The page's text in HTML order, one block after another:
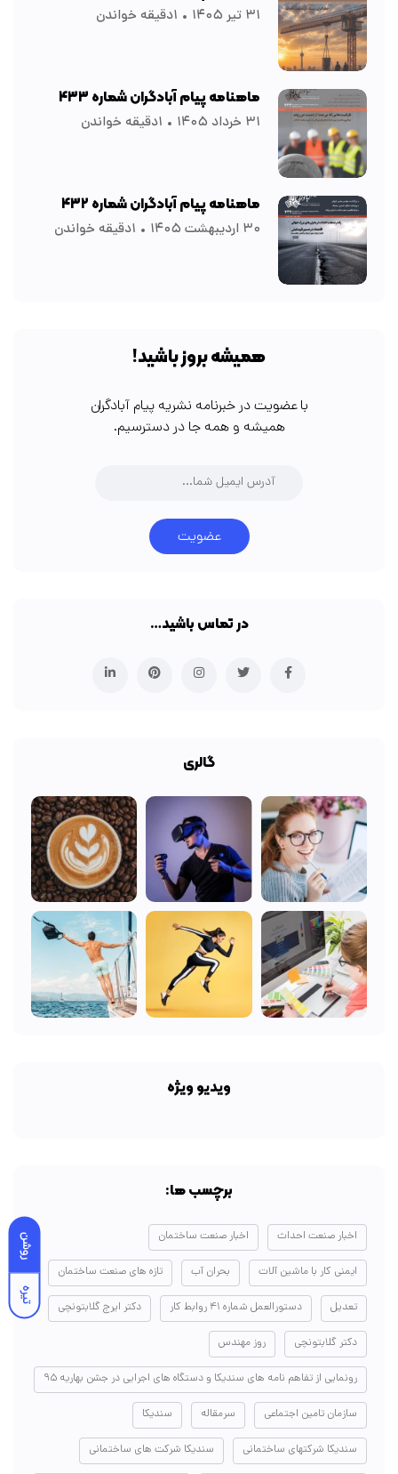
روشن
تیره
۳۱ تیر ۱۴۰۵ ۱دقیقه خواندن
ماهنامه پیام آبادگران شماره ۴۳۳
۳۱ خرداد ۱۴۰۵ ۱دقیقه خواندن
ماهنامه پیام آبادگران شماره ۴۳۲
۳۰ اردیبهشت ۱۴۰۵ ۱دقیقه خواندن
همیشه بروز باشید!
با عضویت در خبرنامه نشریه پیام آبادگران
همیشه و همه جا در دسترسیم.
عضویت
در تماس باشید…
گالری
ویدیو ویژه
برچسب ها:
اخبار صنعت احداث اخبار صنعت ساختمان
ایمنی کار با ماشین آلات بحران آب تازه های صنعت ساختمان
تعدیل دستورالعمل شماره ۴۱ روابط کار دکتر ایرج گلابتونچی
دکتر گلابتونچی روز مهندس
رونمایی از تفاهم نامه های سندیکا و دستگاه های اجرایی در جشن بهاریه ۹۵
سازمان تامین اجتماعی سرمقاله سندیکا
سندیکا شرکتهای ساختمانی سندیکا شرکت های ساختمانی